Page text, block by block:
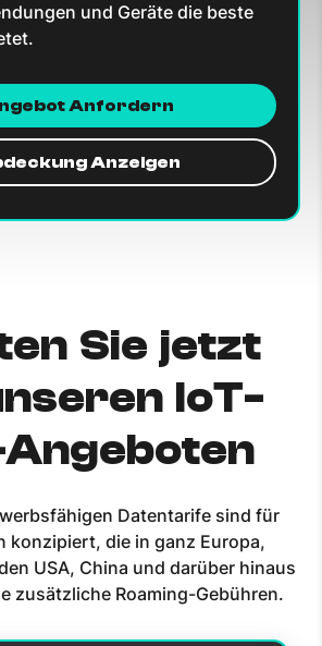
und Geräte die beste
Anfordern
Anzeigen
Sie jetzt
IoT-
Datentarife sind für
konzipiert, die in ganz Europa,
USA, China und darüber hinaus
zusätzliche Roaming-Gebühren.